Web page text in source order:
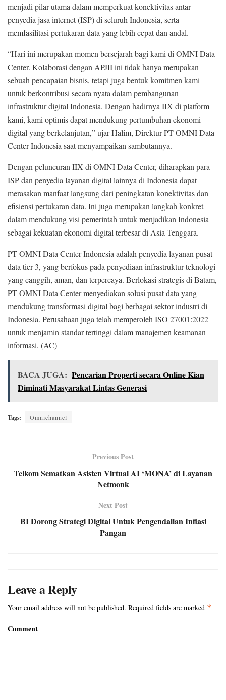
menjadi pilar utama dalam memperkuat konektivitas antar
penyedia jasa internet (ISP) di seluruh Indonesia, serta
memfasilitasi pertukaran data yang lebih cepat dan andal.
“Hari ini merupakan momen bersejarah bagi kami di OMNI Data
Center. Kolaborasi dengan APJII ini tidak hanya merupakan
sebuah pencapaian bisnis, tetapi juga bentuk komitmen kami
untuk berkontribusi secara nyata dalam pembangunan
infrastruktur digital Indonesia. Dengan hadirnya IIX di platform
kami, kami optimis dapat mendukung pertumbuhan ekonomi
digital yang berkelanjutan,” ujar Halim, Direktur PT OMNI Data
Center Indonesia saat menyampaikan sambutannya.
Dengan peluncuran IIX di OMNI Data Center, diharapkan para
ISP dan penyedia layanan digital lainnya di Indonesia dapat
merasakan manfaat langsung dari peningkatan konektivitas dan
efisiensi pertukaran data. Ini juga merupakan langkah konkret
dalam mendukung visi pemerintah untuk menjadikan Indonesia
sebagai kekuatan ekonomi digital terbesar di Asia Tenggara.
PT OMNI Data Center Indonesia adalah penyedia layanan pusat
data tier 3, yang berfokus pada penyediaan infrastruktur teknologi
yang canggih, aman, dan terpercaya. Berlokasi strategis di Batam,
PT OMNI Data Center menyediakan solusi pusat data yang
mendukung transformasi digital bagi berbagai sektor industri di
Indonesia. Perusahaan juga telah memperoleh ISO 27001:2022
untuk menjamin standar tertinggi dalam manajemen keamanan
informasi. (AC)
BACA JUGA: Pencarian Properti secara Online Kian
Diminati Masyarakat Lintas Generasi
Tags: Omnichannel
Previous Post
Telkom Sematkan Asisten Virtual AI ‘MONA’ di Layanan
Netmonk
Next Post
BI Dorong Strategi Digital Untuk Pengendalian Inflasi
Pangan
Leave a Reply
Your email address will not be published. Required fields are marked *
Comment